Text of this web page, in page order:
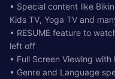
• Special content like
Kids TV, Yoga TV and
• RESUME feature to
left off
• Full Screen Viewing
• Genre and Language